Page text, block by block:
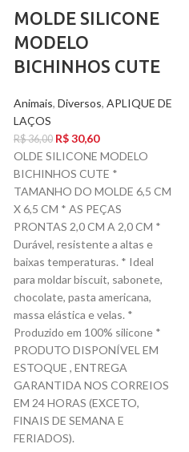
MOLDE SILICONE
MODELO
BICHINHOS CUTE
Animais, Diversos, APLIQUE DE
LAÇOS
R$36,00 R$30,60
OLDE SILICONE MODELO
BICHINHOS CUTE *
TAMANHO DO MOLDE 6,5 CM
X 6,5 CM * AS PEÇAS
PRONTAS 2,0 CM A 2,0 CM *
Durável, resistente a altas e
baixas temperaturas. * Ideal
para moldar biscuit, sabonete,
chocolate, pasta americana,
massa elástica e velas. *
Produzido em 100% silicone *
PRODUTO DISPONÍVEL EM
ESTOQUE , ENTREGA
GARANTIDA NOS CORREIOS
EM 24 HORAS (EXCETO,
FINAIS DE SEMANA E
FERIADOS).